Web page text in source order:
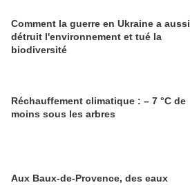
Comment la guerre en Ukraine a aussi
détruit l'environnement et tué la
biodiversité
Réchauffement climatique : – 7 °C de
moins sous les arbres
Aux Baux-de-Provence, des eaux